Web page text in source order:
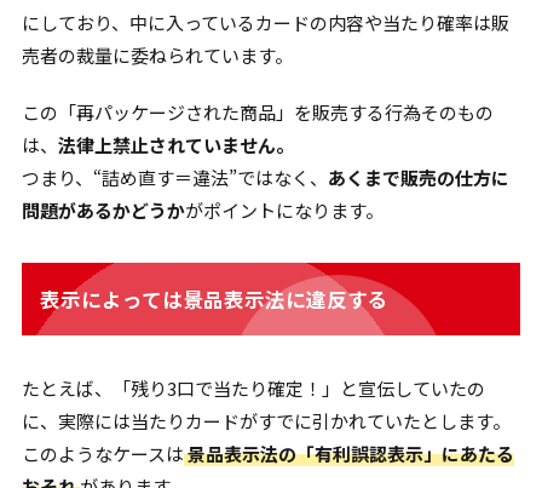
にしており、中に入っているカードの内容や当たり確率は販
売者の裁量に委ねられています。
この「再パッケージされた商品」を販売する行為そのもの
は、 法律上禁止されていません。
つまり、“詰め直す＝違法”ではなく、 あくまで販売の仕方に
問題があるかどうかがポイントになります。
表示によっては景品表示法に違反する
たとえば、「残り3口で当たり確定！」と宣伝していたの
に、実際には当たりカードがすでに引かれていたとします。
このようなケースは景品表示法の「有利誤認表示」にあたる